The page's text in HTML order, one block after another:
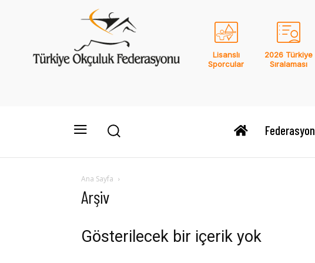
Lisanslı
Sporcular
2026 Türkiye
Sıralaması
Federasyon
Ana Sayfa
Arşiv
Gösterilecek bir içerik yok